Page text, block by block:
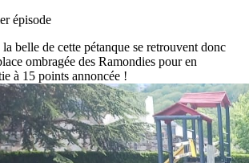
épisode
belle de cette pétanque se retrouvent donc
ombragée des Ramondies pour en
à 15 points annoncée !